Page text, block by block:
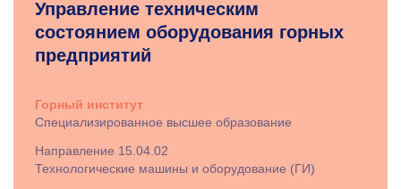
Управление техническим
состоянием оборудования горных
предприятий
Горный институт
Специализированное высшее образование
Направление 15.04.02
Технологические машины и оборудование (ГИ)